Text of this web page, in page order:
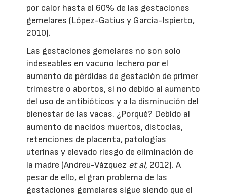
por calor hasta el 60% de las gestaciones
gemelares (López-Gatius y Garcia-Ispierto,
2010).
Las gestaciones gemelares no son solo
indeseables en vacuno lechero por el
aumento de pérdidas de gestación de primer
trimestre o abortos, si no debido al aumento
del uso de antibióticos y a la disminución del
bienestar de las vacas. ¿Porqué? Debido al
aumento de nacidos muertos, distocias,
retenciones de placenta, patologías
uterinas y elevado riesgo de eliminación de
la madre (Andreu-Vázquez et al, 2012). A
pesar de ello, el gran problema de las
gestaciones gemelares sigue siendo que el